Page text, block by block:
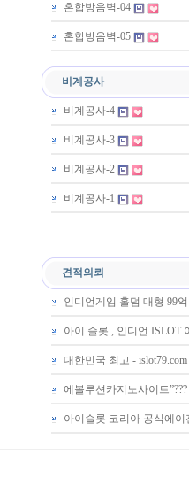
혼합방음벽-04
혼합방음벽-05
비계공사
비계공사-4
비계공사-3
비계공사-2
비계공사-1
견적의뢰
인디언게임 홀덤 대형 99
아이 슬롯 , 인디언
대한민국 최고 -
에볼루션카­지노사이트
아이슬롯 코리아 공식에